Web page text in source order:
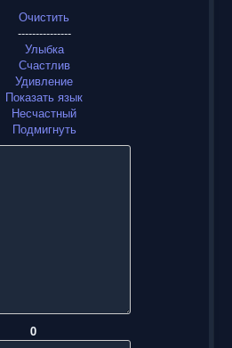
Очистить
---------------
Улыбка
Счастлив
Удивление
Показать язык
Несчастный
Подмигнуть
0